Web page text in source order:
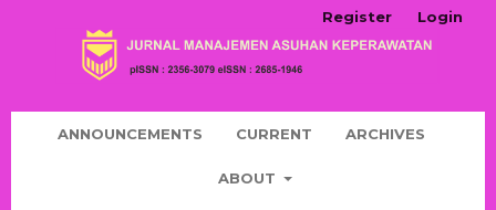
ANNOUNCEMENTS CURRENT ARCHIVES
ABOUT
Register Login